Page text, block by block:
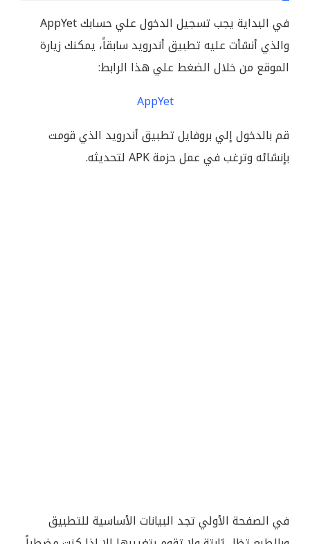
في البداية يجب تسجيل الدخول علي حسابك AppYet
والذي أنشأت عليه تطبيق أندرويد سابقاً، يمكنك زيارة
الموقع من خلال الضغط علي هذا الرابط:
AppYet
قم بالدخول إلي بروفايل تطبيق أندرويد الذي قومت
بإنشائه وترغب في عمل حزمة APK لتحديثه.
في الصفحة الأولي تجد البيانات الأساسية للتطبيق